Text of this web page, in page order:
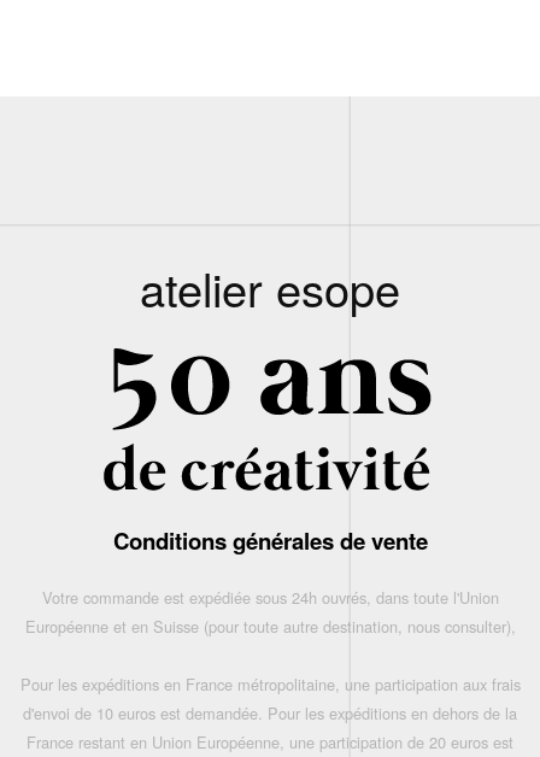
atelier esope
Conditions générales de vente
Votre commande est expédiée sous 24h ouvrés, dans toute l'Union
Européenne et en Suisse (pour toute autre destination, nous consulter),
Pour les expéditions en France métropolitaine, une participation aux frais
d'envoi de 10 euros est demandée. Pour les expéditions en dehors de la
France restant en Union Européenne, une participation de 20 euros est